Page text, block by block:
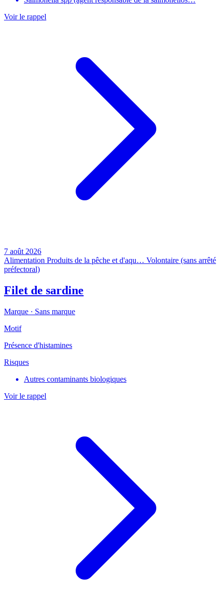
Voir le rappel
7 août 2026
Alimentation Produits de la pêche et d'aqu… Volontaire (sans arrêté
préfectoral)
Filet de sardine
Marque · Sans marque
Motif
Présence d'histamines
Risques
Autres contaminants biologiques
Voir le rappel